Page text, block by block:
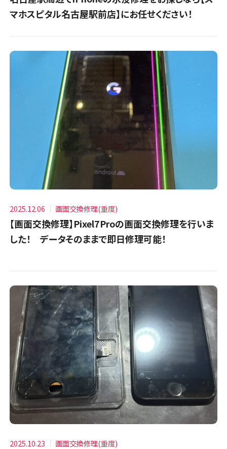
マホスピタル名古屋駅前店】にお任せください！
2025.12.06 画面交換修理(重度)
【画面交換修理】Pixel7Proの画面交換修理を行いま
した！ データそのままで即日修理可能！
2025.10.23 画面交換修理(重度)